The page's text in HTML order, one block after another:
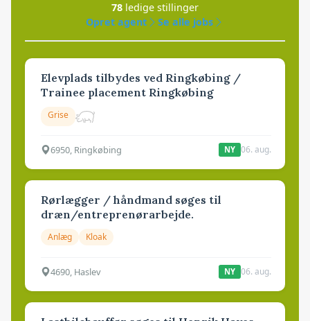
78 ledige stillinger
Opret agent
Se alle jobs
Elevplads tilbydes ved Ringkøbing /
Trainee placement Ringkøbing
Grise
6950, Ringkøbing NY 06. aug.
Rørlægger / håndmand søges til
dræn/entreprenørarbejde.
Anlæg Kloak
4690, Haslev NY 06. aug.